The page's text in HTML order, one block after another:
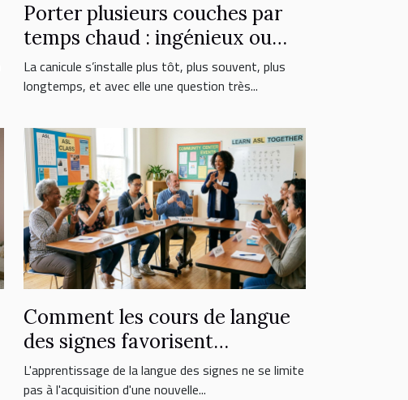
Porter plusieurs couches par
temps chaud : ingénieux ou
erreur fatale ?
La canicule s’installe plus tôt, plus souvent, plus
longtemps, et avec elle une question très...
Comment les cours de langue
des signes favorisent
l'inclusion sociale ?
L'apprentissage de la langue des signes ne se limite
pas à l'acquisition d'une nouvelle...